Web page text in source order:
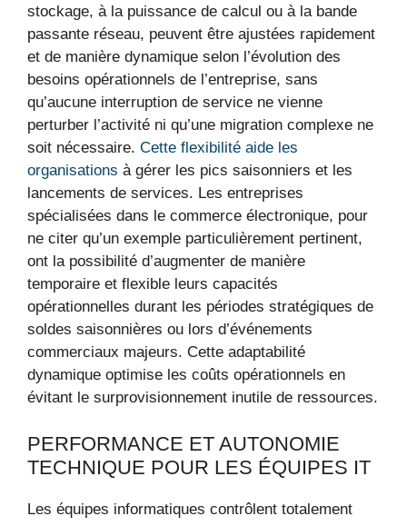
stockage, à la puissance de calcul ou à la bande
passante réseau, peuvent être ajustées rapidement
et de manière dynamique selon l’évolution des
besoins opérationnels de l’entreprise, sans
qu’aucune interruption de service ne vienne
perturber l’activité ni qu’une migration complexe ne
soit nécessaire. Cette flexibilité aide les
organisations à gérer les pics saisonniers et les
lancements de services. Les entreprises
spécialisées dans le commerce électronique, pour
ne citer qu’un exemple particulièrement pertinent,
ont la possibilité d’augmenter de manière
temporaire et flexible leurs capacités
opérationnelles durant les périodes stratégiques de
soldes saisonnières ou lors d’événements
commerciaux majeurs. Cette adaptabilité
dynamique optimise les coûts opérationnels en
évitant le surprovisionnement inutile de ressources.
PERFORMANCE ET AUTONOMIE
TECHNIQUE POUR LES ÉQUIPES IT
Les équipes informatiques contrôlent totalement